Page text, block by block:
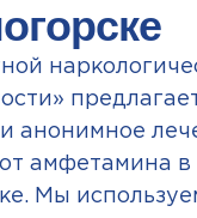
анонимное
амфетамина в
Мы